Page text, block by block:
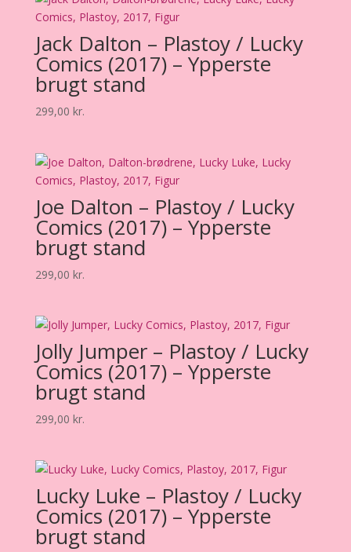
Jack Dalton – Plastoy / Lucky
Comics (2017) – Ypperste
brugt stand
299,00 kr.
Joe Dalton – Plastoy / Lucky
Comics (2017) – Ypperste
brugt stand
299,00 kr.
Jolly Jumper – Plastoy / Lucky
Comics (2017) – Ypperste
brugt stand
299,00 kr.
Lucky Luke – Plastoy / Lucky
Comics (2017) – Ypperste
brugt stand